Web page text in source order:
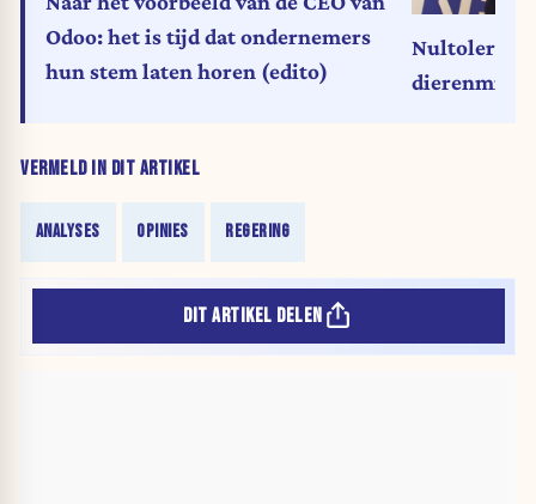
VERMELD IN DIT ARTIKEL
ANALYSES OPINIES REGERING
Odoo: het is tijd dat ondernemers
hun stem laten horen (edito)
DIT ARTIKEL DELEN